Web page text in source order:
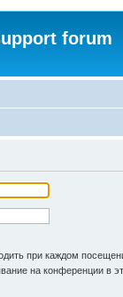
forum
при каждом
на конференции в